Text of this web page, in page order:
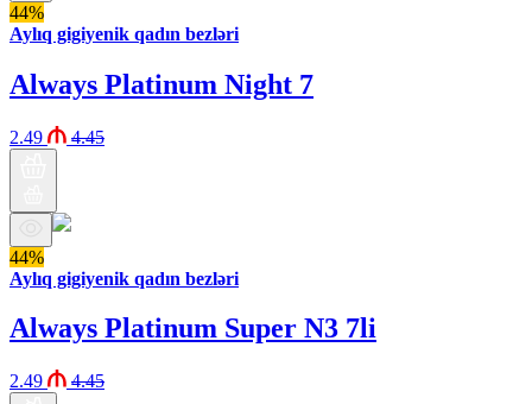
44%
Aylıq gigiyenik qadın bezləri
Always Platinum Night 7
2.49 4.45
44%
Aylıq gigiyenik qadın bezləri
Always Platinum Super N3 7li
2.49 4.45